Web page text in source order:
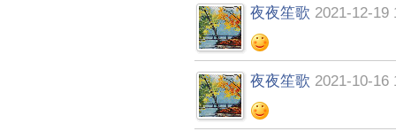
夜夜笙歌 2021-12-19
夜夜笙歌 2021-10-16